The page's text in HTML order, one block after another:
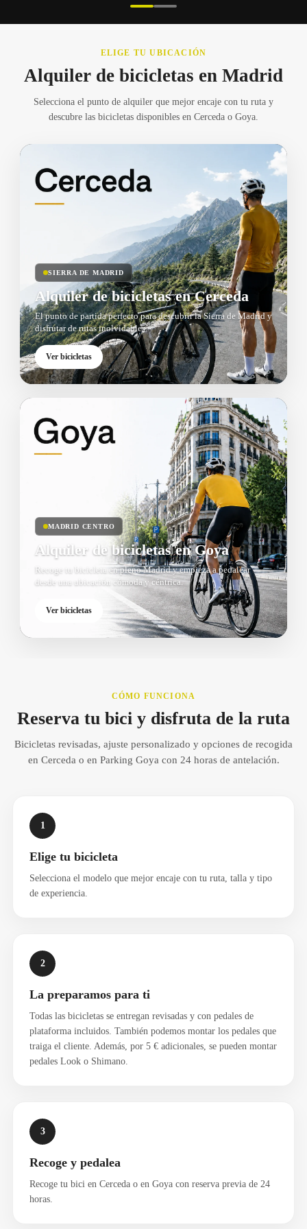
ELIGE TU UBICACIÓN
Alquiler de bicicletas en Madrid
Selecciona el punto de alquiler que mejor encaje con tu ruta y
descubre las bicicletas disponibles en Cerceda o Goya.
SIERRA DE MADRID
Alquiler de bicicletas en Cerceda
El punto de partida perfecto para descubrir la Sierra de Madrid y
disfrutar de rutas inolvidables.
Ver bicicletas
MADRID CENTRO
Alquiler de bicicletas en Goya
Recoge tu bicicleta en pleno Madrid y empieza a pedalear
desde una ubicación cómoda y céntrica.
Ver bicicletas
CÓMO FUNCIONA
Reserva tu bici y disfruta de la ruta
Bicicletas revisadas, ajuste personalizado y opciones de recogida
en Cerceda o en Parking Goya con 24 horas de antelación.
1
Elige tu bicicleta
Selecciona el modelo que mejor encaje con tu ruta, talla y tipo
de experiencia.
2
La preparamos para ti
Todas las bicicletas se entregan revisadas y con pedales de
plataforma incluidos. También podemos montar los pedales que
traiga el cliente. Además, por 5 € adicionales, se pueden montar
pedales Look o Shimano.
3
Recoge y pedalea
Recoge tu bici en Cerceda o en Goya con reserva previa de 24
horas.